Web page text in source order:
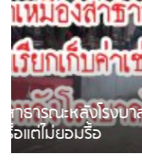
หนุ่มเจียงฮายจ่
รถเครื่องหลบไม่ทั